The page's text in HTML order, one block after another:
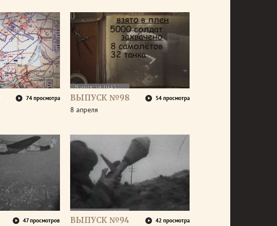
74 просмотра ВЫПУСК №98 54 просмотра
8 апреля
47 просмотров ВЫПУСК №94 42 просмотра